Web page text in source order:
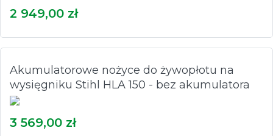
2 949,00 zł
Akumulatorowe nożyce do żywopłotu na
wysięgniku Stihl HLA 150 - bez akumulatora
3 569,00 zł